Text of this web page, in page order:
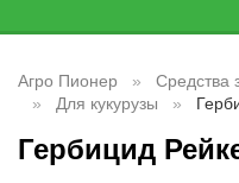
Агро Пионер Средства
Для кукурузы
Гербицид